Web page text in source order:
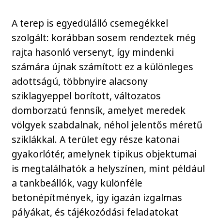
A terep is egyedülálló csemegékkel
szolgált: korábban sosem rendeztek még
rajta hasonló versenyt, így mindenki
számára újnak számított ez a különleges
adottságú, többnyire alacsony
sziklagyeppel borított, változatos
domborzatú fennsík, amelyet meredek
völgyek szabdalnak, néhol jelentős méretű
sziklákkal. A terület egy része katonai
gyakorlótér, amelynek tipikus objektumai
is megtalálhatók a helyszínen, mint például
a tankbeállók, vagy különféle
betonépítmények, így igazán izgalmas
pályákat, és tájékozódási feladatokat